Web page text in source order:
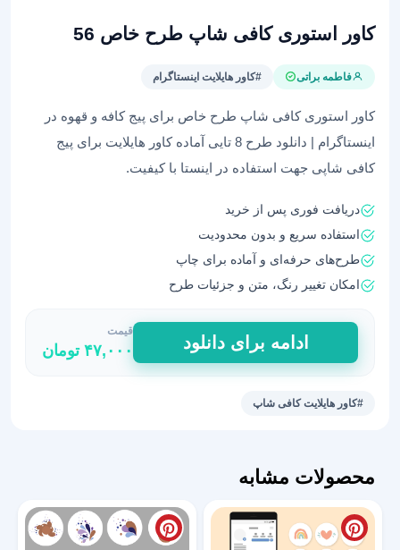
کاور استوری کافی شاپ طرح خاص 56
فاطمه براتی #کاور هایلایت اینستاگرام
کاور استوری کافی شاپ طرح خاص برای پیج کافه و قهوه در
اینستاگرام | دانلود طرح 8 تایی آماده کاور هایلایت برای پیج
کافی شاپی جهت استفاده در اینستا با کیفیت.
دریافت فوری پس از خرید
استفاده سریع و بدون محدودیت
طرح‌های حرفه‌ای و آماده برای چاپ
امکان تغییر رنگ، متن و جزئیات طرح
کاور
استوری
کافی
شاپ
عدد
ادامه برای دانلود
قیمت
۴۷,۰۰۰ تومان
#کاور هایلایت کافی شاپ
محصولات مشابه